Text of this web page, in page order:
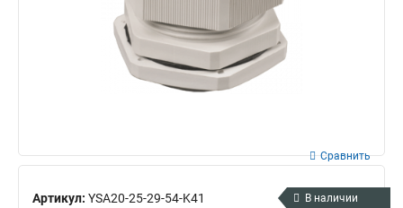
Артикул: YSA20-25-29-54-K41
Сравнить
В наличии